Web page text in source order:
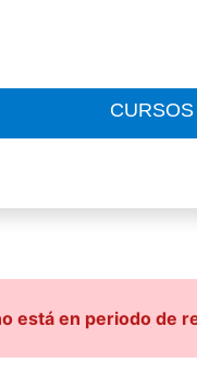
CURSOS
está en periodo de